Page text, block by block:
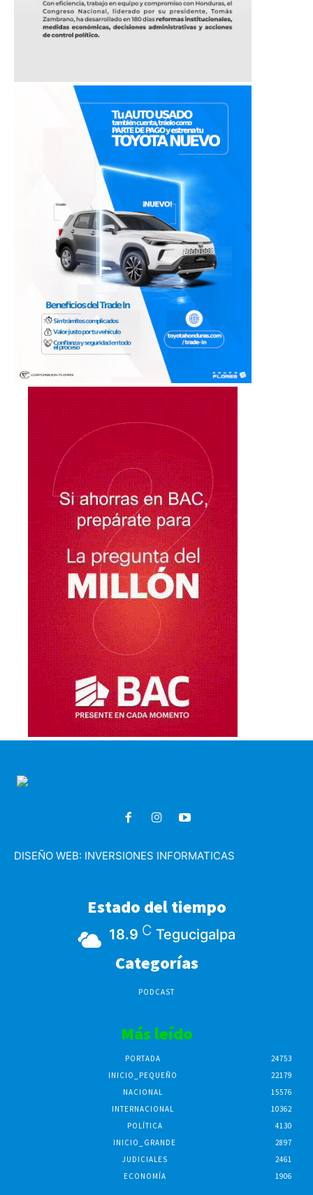
DISEÑO WEB: INVERSIONES INFORMATICAS
Estado del tiempo
18.9 C Tegucigalpa
Categorías
PODCAST
Más leído
PORTADA
24753
INICIO_PEQUEÑO
22179
NACIONAL
15576
INTERNACIONAL
10362
POLÍTICA
4130
INICIO_GRANDE
2897
JUDICIALES
2461
ECONOMÍA
1906